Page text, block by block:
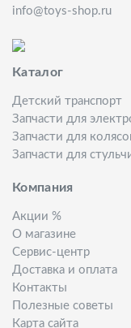
info@toys-shop.ru
Каталог
Детский транспорт
Запчасти для
Запчасти для
Запчасти для
Компания
Акции %
О магазине
Сервис-центр
Доставка и оплата
Контакты
Полезные советы
Карта сайта